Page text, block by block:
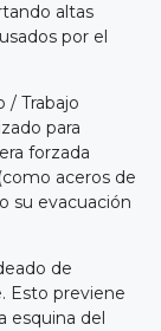
altas
por el
/ Trabajo
para
forzada
aceros de
su evacuación
de
Esto previene
esquina del